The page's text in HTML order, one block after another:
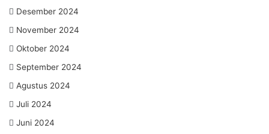
Desember 2024
November 2024
Oktober 2024
September 2024
Agustus 2024
Juli 2024
Juni 2024